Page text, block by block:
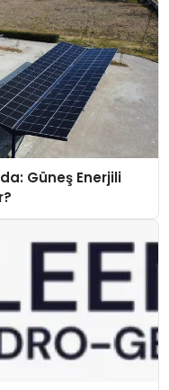
Güneş Enerjili